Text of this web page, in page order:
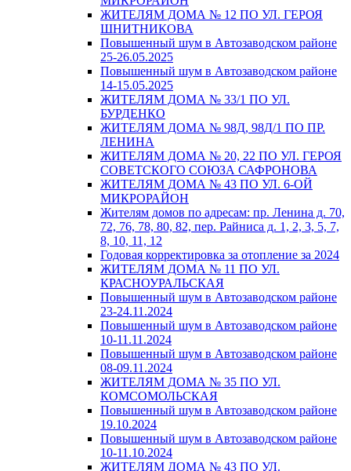
ЖИТЕЛЯМ ДОМА № 12 ПО УЛ. ГЕРОЯ
ШНИТНИКОВА
Повышенный шум в Автозаводском районе
25-26.05.2025
Повышенный шум в Автозаводском районе
14-15.05.2025
ЖИТЕЛЯМ ДОМА № 33/1 ПО УЛ.
БУРДЕНКО
ЖИТЕЛЯМ ДОМА № 98Д, 98Д/1 ПО ПР.
ЛЕНИНА
ЖИТЕЛЯМ ДОМА № 20, 22 ПО УЛ. ГЕРОЯ
СОВЕТСКОГО СОЮЗА САФРОНОВА
ЖИТЕЛЯМ ДОМА № 43 ПО УЛ. 6-ОЙ
МИКРОРАЙОН
Жителям домов по адресам: пр. Ленина д. 70,
72, 76, 78, 80, 82, пер. Райниса д. 1, 2, 3, 5, 7,
8, 10, 11, 12
Годовая корректировка за отопление за 2024
ЖИТЕЛЯМ ДОМА № 11 ПО УЛ.
КРАСНОУРАЛЬСКАЯ
Повышенный шум в Автозаводском районе
23-24.11.2024
Повышенный шум в Автозаводском районе
10-11.11.2024
Повышенный шум в Автозаводском районе
08-09.11.2024
ЖИТЕЛЯМ ДОМА № 35 ПО УЛ.
КОМСОМОЛЬСКАЯ
Повышенный шум в Автозаводском районе
19.10.2024
Повышенный шум в Автозаводском районе
10-11.10.2024
ЖИТЕЛЯМ ДОМА № 43 ПО УЛ.